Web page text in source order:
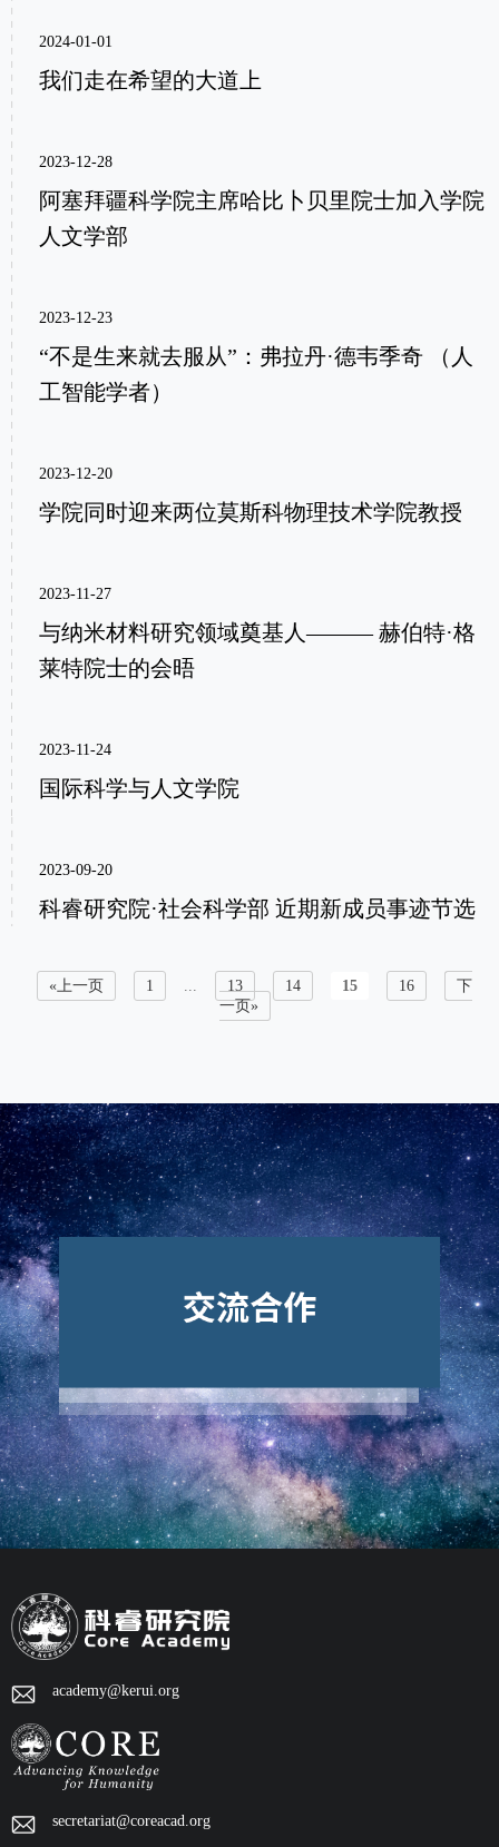
2024-01-01
我们走在希望的大道上
2023-12-28
阿塞拜疆科学院主席哈比卜贝里院士加入学院
人文学部
2023-12-23
“不是生来就去服从”：弗拉丹·德韦季奇 （人
工智能学者）
2023-12-20
学院同时迎来两位莫斯科物理技术学院教授
2023-11-27
与纳米材料研究领域奠基人——— 赫伯特·格
莱特院士的会晤
2023-11-24
国际科学与人文学院
2023-09-20
科睿研究院·社会科学部 近期新成员事迹节选
«上一页 1 13 14 15 16
下
一页»
academy@kerui.org
secretariat@coreacad.org